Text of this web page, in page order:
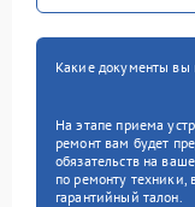
Какие документы вы
На этапе приема
ремонт вам будет
обязательств на
по ремонту техники,
гарантийный талон.